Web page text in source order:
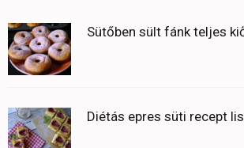
Sütőben sült fánk teljes
Diétás epres süti recept